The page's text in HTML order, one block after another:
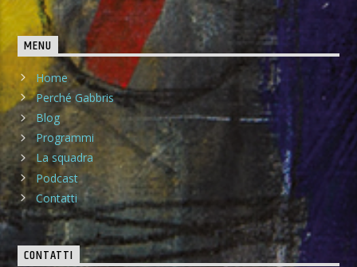
MENU
Home
Perché Gabbris
Blog
Programmi
La squadra
Podcast
Contatti
CONTATTI